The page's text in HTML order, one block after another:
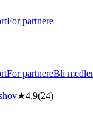
For partnere
For partnereBli
★4,9(24)